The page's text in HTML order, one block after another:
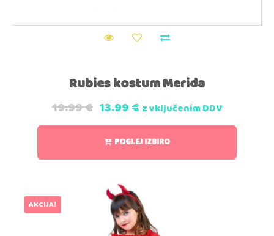
Rubies kostum Merida
19.99€ 13.99€ z vključenim DDV
POGLEJ IZBIRO
AKCIJA!